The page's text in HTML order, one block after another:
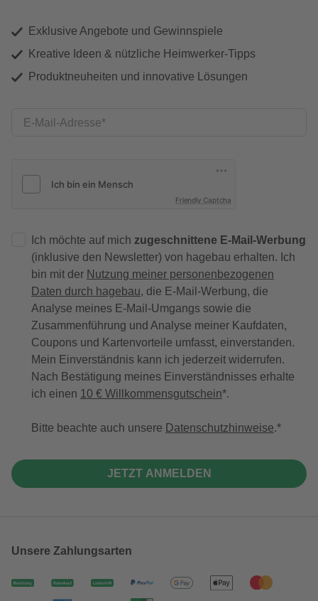
Exklusive Angebote und Gewinnspiele
Kreative Ideen & nützliche Heimwerker-Tipps
Produktneuheiten und innovative Lösungen
E-Mail-Adresse
Friendly Captcha
Ich möchte auf mich zugeschnittene E-Mail-Werbung
(inklusive den Newsletter) von hagebau erhalten. Ich
bin mit der Nutzung meiner personenbezogenen
Daten durch hagebau, die E-Mail-Werbung, die
Analyse meines E-Mail-Umgangs sowie die
Zusammenführung und Analyse meiner Kaufdaten,
Coupons und Kartenvorteile umfasst, einverstanden.
Mein Einverständnis kann ich jederzeit widerrufen.
Nach Bestätigung meines Einverständnisses erhalte
ich einen 10 € Willkommensgutschein*.
Bitte beachte auch unsere Datenschutzhinweise.
JETZT ANMELDEN
Unsere Zahlungsarten